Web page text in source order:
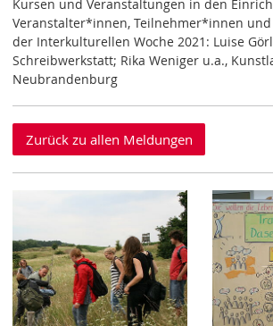
Kursen und Veranstaltungen in den
Veranstalter*innen, Teilnehmer*innen und
der Interkulturellen Woche 2021: Luise
Schreibwerkstatt; Rika Weniger u.a.,
Neubrandenburg
Zurück zu allen Meldungen